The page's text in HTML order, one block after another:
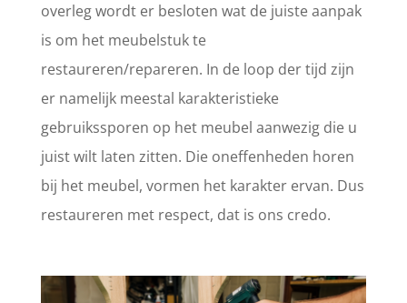
overleg wordt er besloten wat de juiste aanpak
is om het meubelstuk te
restaureren/repareren. In de loop der tijd zijn
er namelijk meestal karakteristieke
gebruikssporen op het meubel aanwezig die u
juist wilt laten zitten. Die oneffenheden horen
bij het meubel, vormen het karakter ervan. Dus
restaureren met respect, dat is ons credo.